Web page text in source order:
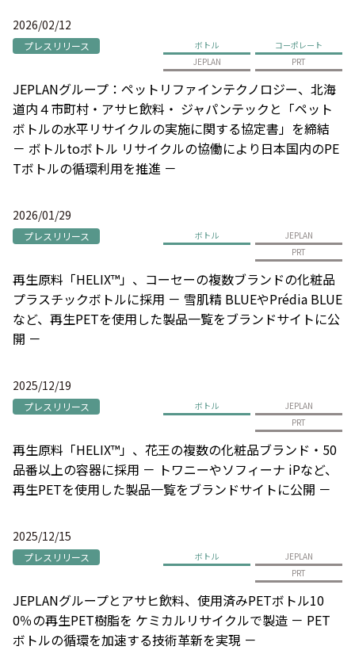
2026/02/12
プレスリリース ボトル
コーポレート
JEPLAN
PRT
JEPLANグループ：ペットリファインテクノロジー、北海
道内４市町村・アサヒ飲料・ ジャパンテックと「ペット
ボトルの水平リサイクルの実施に関する協定書」を締結
－ ボトルtoボトル リサイクルの協働により日本国内のPE
Tボトルの循環利用を推進 －
2026/01/29
プレスリリース ボトル
JEPLAN
PRT
再生原料「HELIX™」、コーセーの複数ブランドの化粧品
プラスチックボトルに採用 － 雪肌精 BLUEやPrédia BLUE
など、再生PETを使用した製品一覧をブランドサイトに公
開 －
2025/12/19
プレスリリース ボトル
JEPLAN
PRT
再生原料「HELIX™」、花王の複数の化粧品ブランド・50
品番以上の容器に採用 － トワニーやソフィーナ iPなど、
再生PETを使用した製品一覧をブランドサイトに公開 －
2025/12/15
プレスリリース ボトル
JEPLAN
PRT
JEPLANグループとアサヒ飲料、使用済みPETボトル10
0％の再生PET樹脂を ケミカルリサイクルで製造 － PET
ボトルの循環を加速する技術革新を実現 －